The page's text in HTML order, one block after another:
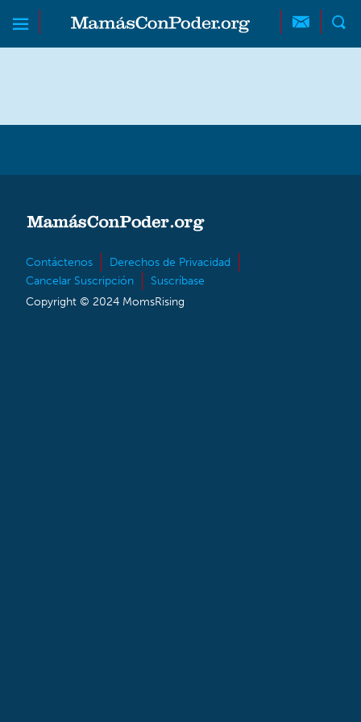
Skip to main content
Skip to main content
MamásConPoder
Contáctenos
Derechos de Privacidad
Cancelar Suscripción
Suscríbase
Copyright © 2024 MomsRising